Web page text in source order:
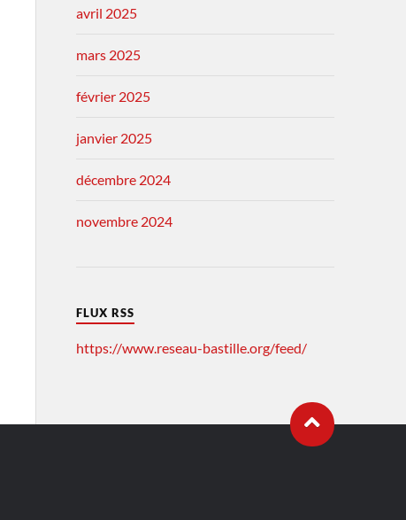
avril 2025
mars 2025
février 2025
janvier 2025
décembre 2024
novembre 2024
FLUX RSS
https://www.reseau-bastille.org/feed/